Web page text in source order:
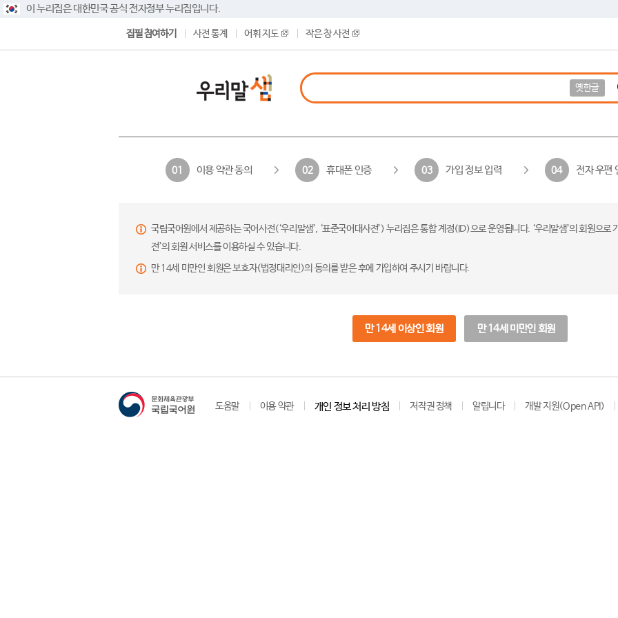
이 누리집은 대한민국 공식 전자정부 누리집입니다.
집필 참여하기 사전 통계 어휘 지도 작은 창 사전
옛한글
01 이용 약관 동의 02 휴대폰 인증 03 가입 정보 입력 04 전자 우편
국립국어원에서 제공하는 국어사전(‘우리말샘’, ‘표준국어대사전’) 누리집은 통합 계정(ID)으로 운영됩니다. ‘우리말샘’의 회원으
전’의 회원 서비스를 이용하실 수 있습니다.
만 14세 미만인 회원은 보호자(법정대리인)의 동의를 받은 후에 가입하여 주시기 바랍니다.
만 14세 이상인 회원 만 14세 미만인 회원
도움말 이용 약관 개인 정보 처리 방침 저작권 정책 알립니다 개발 지원(Open API)